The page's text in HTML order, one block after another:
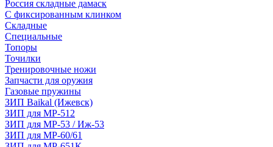
Россия складные дамаск
С фиксированным клинком
Складные
Специальные
Топоры
Точилки
Тренировочные ножи
Запчасти для оружия
Газовые пружины
ЗИП Baikal (Ижевск)
ЗИП для МР-512
ЗИП для МР-53 / Иж-53
ЗИП для МР-60/61